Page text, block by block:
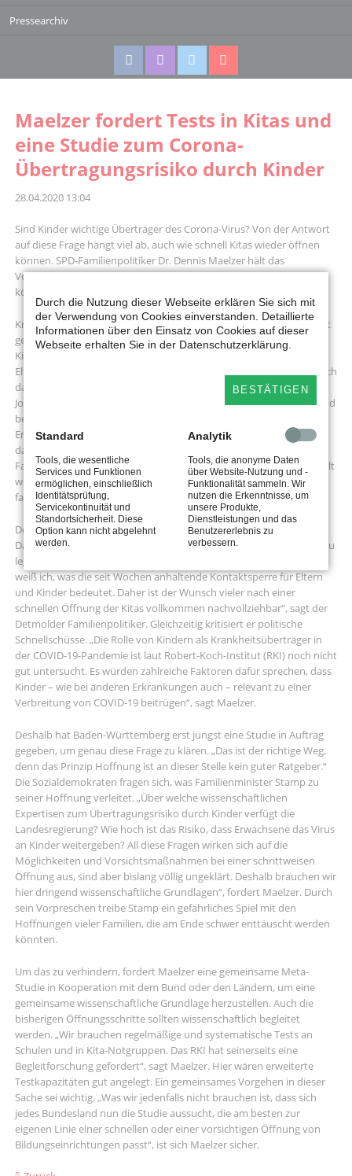
Pressearchiv
FacebookInstagramTwitter Twitter
Maelzer fordert Tests in Kitas und
eine Studie zum Corona-
Übertragungsrisiko durch Kinder
28.04.2020 13:04
Sind Kinder wichtige Überträger des Corona-Virus? Von der Antwort
auf diese Frage hängt viel ab, auch wie schnell Kitas wieder öffnen
können. SPD-Familienpolitiker Dr. Dennis Maelzer hält das
Vorpreschen der NRW-Landesregierung für gefährlich – Viele Eltern
könnten am Ende enttäuscht werden.
Kreis Lippe. Die meisten Familien sehnen einen geregelten Alltag mit
geöffneten Schulen und Kindergärten herbei. Zum einen leiden
Kinder unter der Trennung von ihren Freunden. Gleichzeitig wollen
Eltern sich, ihre Kinder und andere Mitmenschen keiner Gefahr durch
das Corona-Virus aussetzen. Nun stellt NRW-Familienminister
Joachim Stamp eine baldige, schrittweise Kitaöffnung in Aussicht und
beruft sich darauf, dass Kinder viel weniger infektiös seien als
Erwachsene. Auf welche wissenschaftlichen Untersuchungen er sich
dabei bezieht, bleibt jedoch schleierhaft. „Damit werden bei vielen
Familien Erwartungen geweckt, die so wahrscheinlich gar nicht erfüllt
werden können“, warnt der SPD-Landtagsabgeordnete und
familienpolitische Sprecher seiner Fraktion, Dr. Dennis Maelzer.
Deshalb haben die Sozialdemokraten eine Kleine Anfrage gestellt.
Darin fordern sie die Landesregierung dazu auf, ihre Quellen offen zu
legen, auf die sie ihre Annahmen stützen. „Als junger Familienvater
weiß ich, was die seit Wochen anhaltende Kontaktsperre für Eltern
und Kinder bedeutet. Daher ist der Wunsch vieler nach einer
schnellen Öffnung der Kitas vollkommen nachvollziehbar“, sagt der
Detmolder Familienpolitiker. Gleichzeitig kritisiert er politische
Schnellschüsse. „Die Rolle von Kindern als Krankheitsüberträger in
der COVID-19-Pandemie ist laut Robert-Koch-Institut (RKI) noch nicht
gut untersucht. Es würden zahlreiche Faktoren dafür sprechen, dass
Kinder – wie bei anderen Erkrankungen auch – relevant zu einer
Verbreitung von COVID-19 beitrügen“, sagt Maelzer.
Deshalb hat Baden-Württemberg erst jüngst eine Studie in Auftrag
gegeben, um genau diese Frage zu klären. „Das ist der richtige Weg,
denn das Prinzip Hoffnung ist an dieser Stelle kein guter Ratgeber.“
Die Sozialdemokraten fragen sich, was Familienminister Stamp zu
seiner Hoffnung verleitet. „Über welche wissenschaftlichen
Expertisen zum Übertragungsrisiko durch Kinder verfügt die
Landesregierung? Wie hoch ist das Risiko, dass Erwachsene das Virus
an Kinder weitergeben? All diese Fragen wirken sich auf die
Möglichkeiten und Vorsichtsmaßnahmen bei einer schrittweisen
Öffnung aus, sind aber bislang völlig ungeklärt. Deshalb brauchen wir
hier dringend wissenschaftliche Grundlagen“, fordert Maelzer. Durch
sein Vorpreschen treibe Stamp ein gefährliches Spiel mit den
Hoffnungen vieler Familien, die am Ende schwer enttäuscht werden
könnten.
Um das zu verhindern, fordert Maelzer eine gemeinsame Meta-
Studie in Kooperation mit dem Bund oder den Ländern, um eine
gemeinsame wissenschaftliche Grundlage herzustellen. Auch die
bisherigen Öffnungsschritte sollten wissenschaftlich begleitet
werden. „Wir brauchen regelmäßige und systematische Tests an
Schulen und in Kita-Notgruppen. Das RKI hat seinerseits eine
Begleitforschung gefordert“, sagt Maelzer. Hier wären erweiterte
Testkapazitäten gut angelegt. Ein gemeinsames Vorgehen in dieser
Sache sei wichtig. „Was wir jedenfalls nicht brauchen ist, dass sich
jedes Bundesland nun die Studie aussucht, die am besten zur
eigenen Linie einer schnellen oder einer vorsichtigen Öffnung von
Bildungseinrichtungen passt“, ist sich Maelzer sicher.
Durch die Nutzung dieser Webseite erklären Sie sich mit
der Verwendung von Cookies einverstanden. Detaillierte
Informationen über den Einsatz von Cookies auf dieser
Webseite erhalten Sie in der Datenschutzerklärung.
BESTÄTIGEN
Standard
Tools, die wesentliche
Services und Funktionen
ermöglichen, einschließlich
Identitätsprüfung,
Servicekontinuität und
Standortsicherheit. Diese
Option kann nicht abgelehnt
werden.
Analytik
Tools, die anonyme Daten
über Website-Nutzung und -
Funktionalität sammeln. Wir
nutzen die Erkenntnisse, um
unsere Produkte,
Dienstleistungen und das
Benutzererlebnis zu
verbessern.